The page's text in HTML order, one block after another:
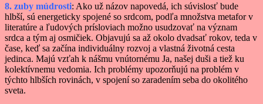
8. zuby múdrosti: Ako už názov napovedá, ich súvislosť bude
hlbší, sú energeticky spojené so srdcom, podľa množstva metafor v
literatúre a ľudových prísloviach možno usudzovať na význam
srdca a tým aj osmičiek. Objavujú sa až okolo dvadsať rokov, teda v
čase, keď sa začína individuálny rozvoj a vlastná životná cesta
jedinca. Majú vzťah k nášmu vnútornému Ja, našej duši a tiež ku
kolektívnemu vedomia. Ich problémy upozorňujú na problém v
týchto hlbších rovinách, v spojení so zaradením seba do okolitého
sveta.